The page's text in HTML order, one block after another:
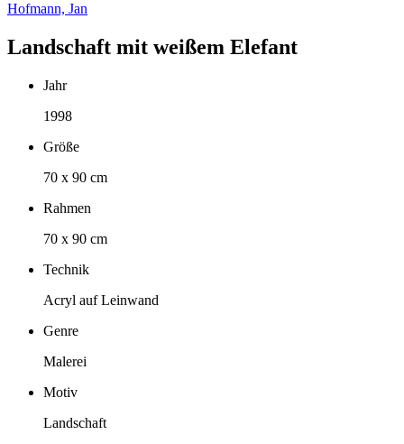
Hofmann, Jan
Landschaft mit weißem Elefant
Jahr
1998
Größe
70 x 90 cm
Rahmen
70 x 90 cm
Technik
Acryl auf Leinwand
Genre
Malerei
Motiv
Landschaft